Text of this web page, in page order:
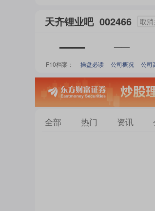
天齐锂业吧 002466 取
—— ——
F10档案： 操盘必读 公司概况 公司
全部 热门 资讯